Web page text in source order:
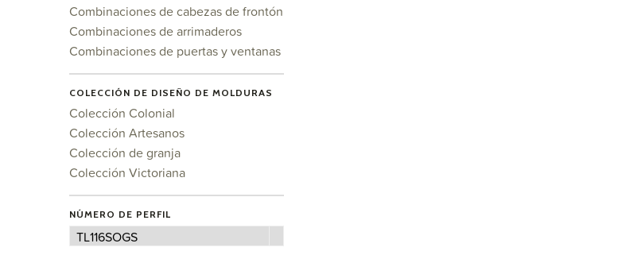
Combinaciones de cabezas de frontón
Combinaciones de arrimaderos
Combinaciones de puertas y ventanas
COLECCIÓN DE DISEÑO DE MOLDURAS
Colección Colonial
Colección Artesanos
Colección de granja
Colección Victoriana
NÚMERO DE PERFIL
Número
TL116SOGS